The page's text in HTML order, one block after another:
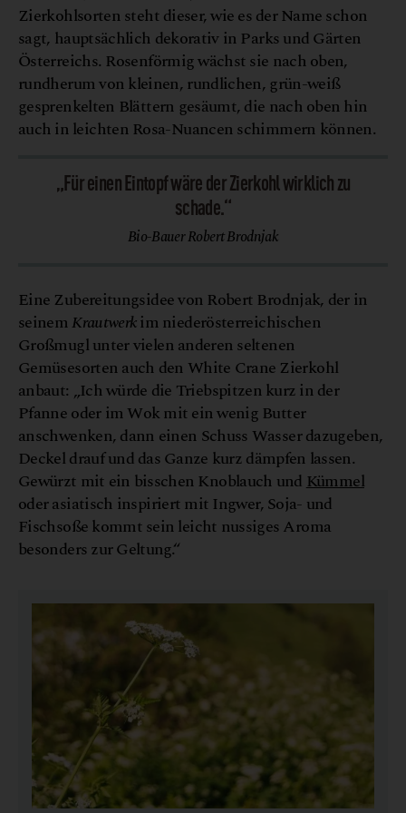
Zierkohlsorten steht dieser, wie es der Name schon
sagt, hauptsächlich dekorativ in Parks und Gärten
Österreichs. Rosenförmig wächst sie nach oben,
rundherum von kleinen, rundlichen, grün-weiß
gesprenkelten Blättern gesäumt, die nach oben hin
auch in leichten Rosa-Nuancen schimmern können.
„Für einen Eintopf wäre der Zierkohl wirklich zu
schade.“
Bio-Bauer Robert Brodnjak
Eine Zubereitungsidee von Robert Brodnjak, der in
seinemKrautwerkim niederösterreichischen
Großmugl unter vielen anderen seltenen
Gemüsesorten auch den White Crane Zierkohl
anbaut: „Ich würde die Triebspitzen kurz in der
Pfanne oder im Wok mit ein wenig Butter
anschwenken, dann einen Schuss Wasser dazugeben,
Deckel drauf und das Ganze kurz dämpfen lassen.
Gewürzt mit ein bisschen Knoblauch undKümmel
oder asiatisch inspiriert mit Ingwer, Soja- und
Fischsoße kommt sein leicht nussiges Aroma
besonders zur Geltung.“